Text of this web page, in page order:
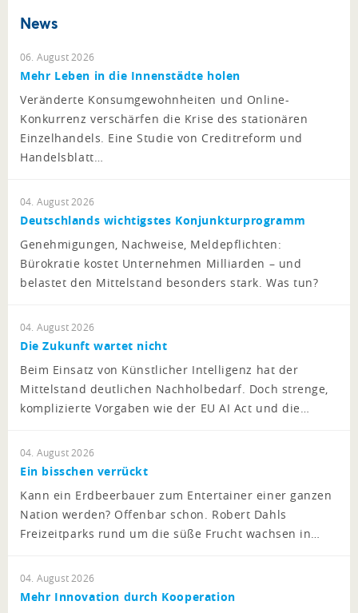
News
06. August 2026
Mehr Leben in die Innenstädte holen
Veränderte Konsumgewohnheiten und Online-
Konkurrenz verschärfen die Krise des stationären
Einzelhandels. Eine Studie von Creditreform und
Handelsblatt…
04. August 2026
Deutschlands wichtigstes Konjunkturprogramm
Genehmigungen, Nachweise, Meldepflichten:
Bürokratie kostet Unternehmen Milliarden – und
belastet den Mittelstand besonders stark. Was tun?
04. August 2026
Die Zukunft wartet nicht
Beim Einsatz von Künstlicher Intelligenz hat der
Mittelstand deutlichen Nachholbedarf. Doch strenge,
komplizierte Vorgaben wie der EU AI Act und die…
04. August 2026
Ein bisschen verrückt
Kann ein Erdbeerbauer zum Entertainer einer ganzen
Nation werden? Offenbar schon. Robert Dahls
Freizeitparks rund um die süße Frucht wachsen in…
04. August 2026
Mehr Innovation durch Kooperation